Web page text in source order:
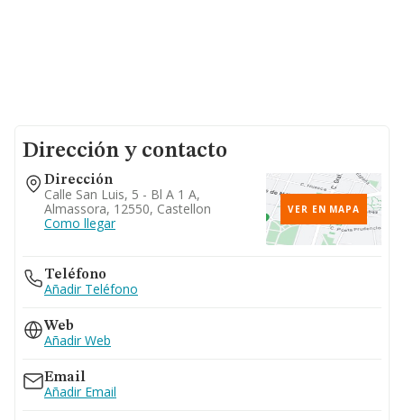
Dirección y contacto
Dirección
Calle San Luis, 5 - Bl A 1 A,
Almassora, 12550, Castellon
Como llegar
VER EN MAPA
Teléfono
Añadir Teléfono
Web
Añadir Web
Email
Añadir Email